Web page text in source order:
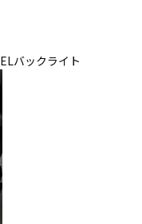
ELバックライト